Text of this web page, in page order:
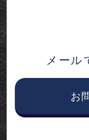
メール
お